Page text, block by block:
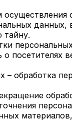
тайну.
посетителях
– обработка